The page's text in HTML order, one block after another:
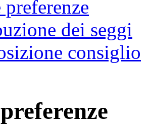
dei seggi
consiglio